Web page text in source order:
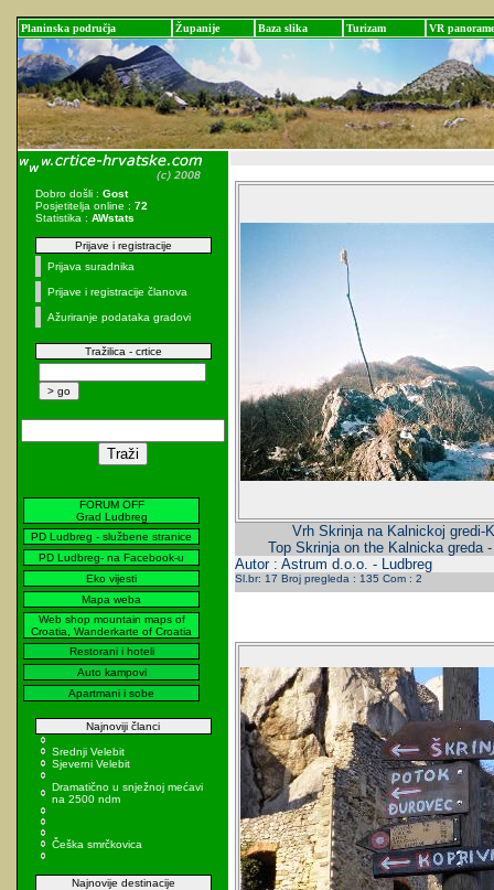
Planinska područja Županije Baza slika Turizam VR panorame
Dobro došli : Gost
Posjetitelja online : 72
Statistika : AWstats
Prijave i registracije
Prijava suradnika
Prijave i registracije članova
Ažuriranje podataka gradovi
Tražilica - crtice
FORUM OFF
Grad Ludbreg
PD Ludbreg - službene stranice
PD Ludbreg- na Facebook-u
Eko vijesti
Mapa weba
Web shop mountain maps of
Croatia, Wanderkarte of Croatia
Restorani i hoteli
Auto kampovi
Apartmani i sobe
Najnoviji članci
Srednji Velebit
Sjeverni Velebit
Dramatično u snježnoj mećavi
na 2500 ndm
Češka smrčkovica
Najnovije destinacije
Vrh Skrinja na Kalnickoj gredi-
Top Skrinja on the Kalnicka greda
Autor : Astrum d.o.o. - Ludbreg
Sl.br: 17 Broj pregleda : 135 Com : 2